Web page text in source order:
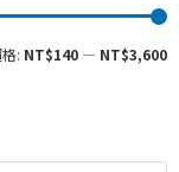
: NT$140 — NT$3,600